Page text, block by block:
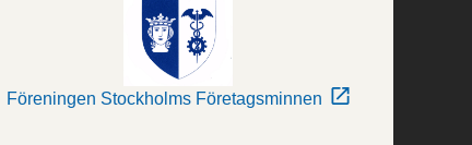
Föreningen Stockholms Företagsminnen